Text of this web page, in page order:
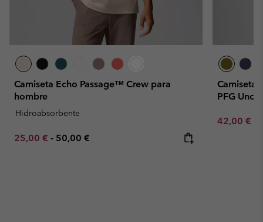
Camiseta Echo Passage™ Crew para
hombre
Hidroabsorbente
Minimum sale price:
25,00 € - Maximum price:
50,00 €
Camiseta
PFG
Minimum
42,00 €